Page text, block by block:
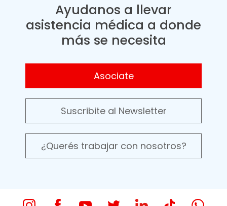
Ayudanos a llevar
asistencia médica a donde
más se necesita
Asociate
Suscribite al Newsletter
¿Querés trabajar con nosotros?